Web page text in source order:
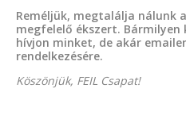
Reméljük, megtalálja nálunk
megfelelő ékszert. Bármilyen
hívjon minket, de akár
rendelkezésére.
Köszönjük, FEIL Csapat!